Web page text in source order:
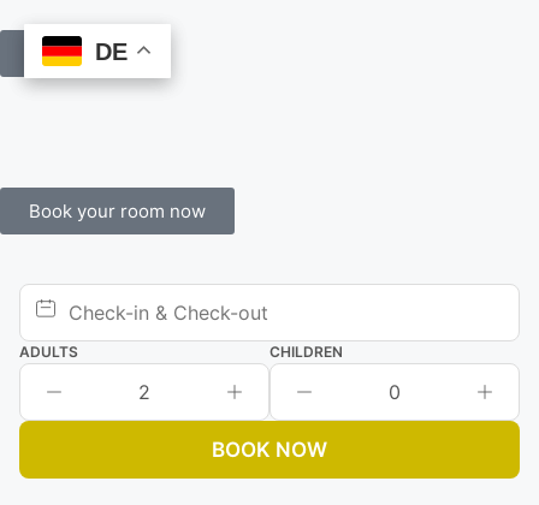
Book Online
Book your room now
ADULTS
2
CHILDREN
0
BOOK NOW
DE
DE